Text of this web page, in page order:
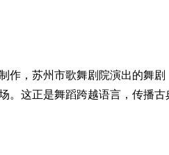
作，苏州市歌舞剧院演出的舞
。这正是舞蹈跨越语言，传播古